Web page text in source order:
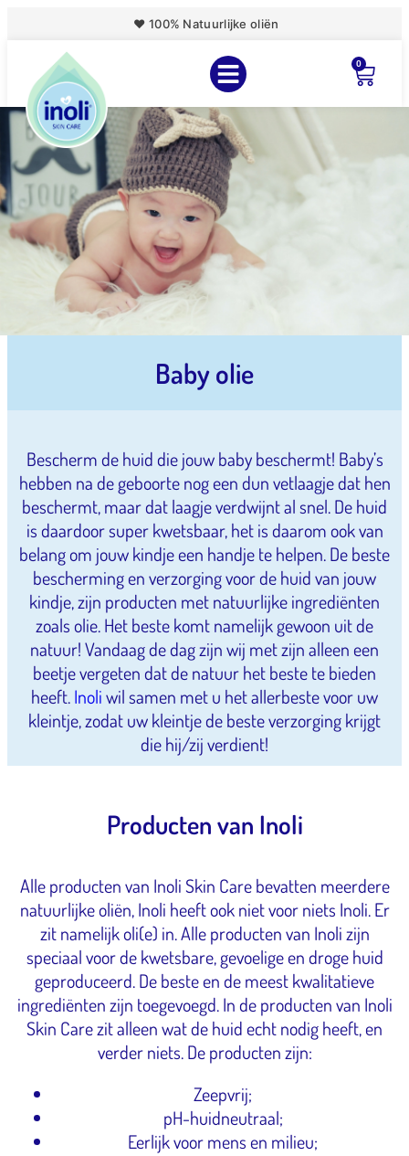
♥ 100% Natuurlijke oliën
0
Baby olie
Bescherm de huid die jouw baby beschermt! Baby’s
hebben na de geboorte nog een dun vetlaagje dat hen
beschermt, maar dat laagje verdwijnt al snel. De huid
is daardoor super kwetsbaar, het is daarom ook van
belang om jouw kindje een handje te helpen. De beste
bescherming en verzorging voor de huid van jouw
kindje, zijn producten met natuurlijke ingrediënten
zoals olie. Het beste komt namelijk gewoon uit de
natuur! Vandaag de dag zijn wij met zijn alleen een
beetje vergeten dat de natuur het beste te bieden
heeft.Inoliwil samen met u het allerbeste voor uw
kleintje, zodat uw kleintje de beste verzorging krijgt
die hij/zij verdient!
Producten van Inoli
Alle producten van Inoli Skin Care bevatten meerdere
natuurlijke oliën, Inoli heeft ook niet voor niets Inoli. Er
zit namelijk oli(e) in. Alle producten van Inoli zijn
speciaal voor de kwetsbare, gevoelige en droge huid
geproduceerd. De beste en de meest kwalitatieve
ingrediënten zijn toegevoegd. In de producten van Inoli
Skin Care zit alleen wat de huid echt nodig heeft, en
verder niets. De producten zijn:
Zeepvrij;
pH-huidneutraal;
Eerlijk voor mens en milieu;